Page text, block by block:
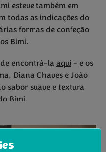
esteve também em
todas as indicações do
formas de confeção
Bimi.
encontrá-laaqui- e os
Diana Chaves e João
sabor suave e textura
Bimi.